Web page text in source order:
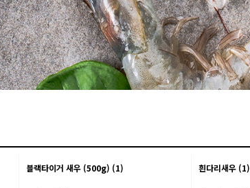
블랙타이거 새우 (500g) (1) 흰다리새우 (1)